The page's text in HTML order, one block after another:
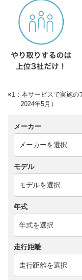
※1：本サービスで実施の
2024年5月）
メーカー
モデル
年式
走行距離